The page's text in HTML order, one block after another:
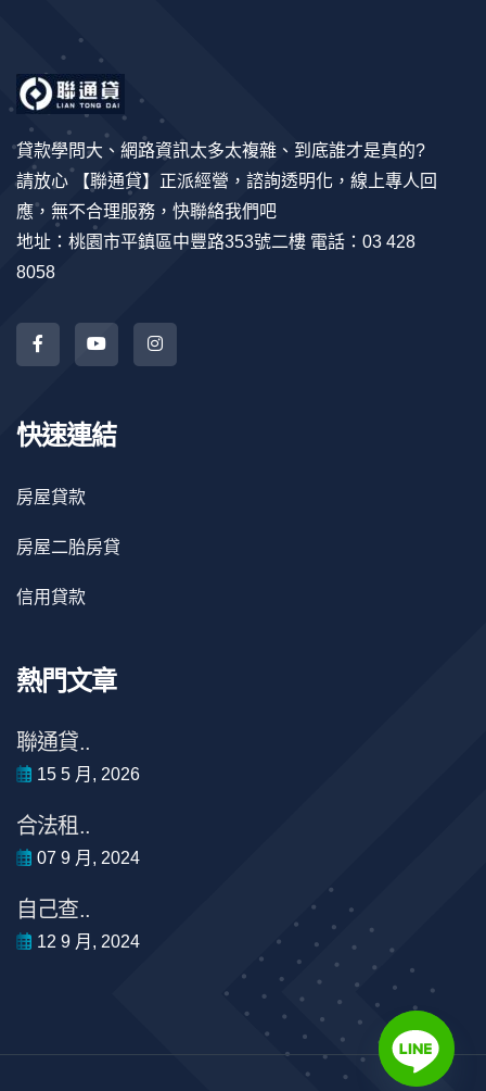
貸款學問大、網路資訊太多太複雜、到底誰才是真的?
請放心 【聯通貸】正派經營，諮詢透明化，線上專人回
應，無不合理服務，快聯絡我們吧
地址：桃園市平鎮區中豐路353號二樓 電話：03 428
8058
快速連結
房屋貸款
房屋二胎房貸
信用貸款
熱門文章
聯通貸..
15 5 月, 2026
合法租..
07 9 月, 2024
自己查..
12 9 月, 2024